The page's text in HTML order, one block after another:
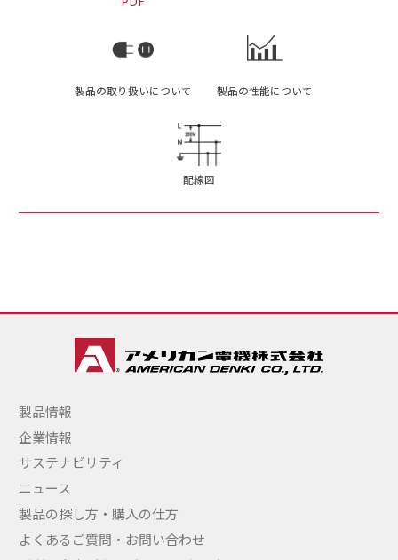
製品の取り扱いについて 製品の性能について
配線図
製品情報
企業情報
サステナビリティ
ニュース
製品の探し方・購入の仕方
よくあるご質問・お問い合わせ